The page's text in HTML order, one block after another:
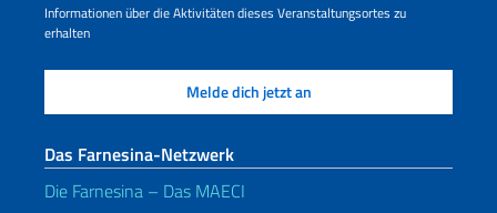
Informationen über die Aktivitäten dieses Veranstaltungsortes zu
erhalten
Das Farnesina-Netzwerk
Die Farnesina – Das MAECI